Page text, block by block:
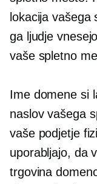
lokacija vašega
ga ljudje
vaše spletno
Ime domene si
naslov vašega
vaše podjetje
uporabljajo, da
trgovina